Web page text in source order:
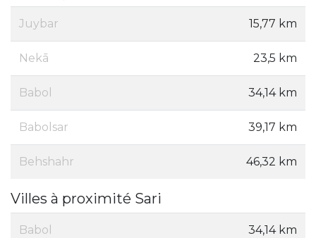
Juybar 15,77 km
Nekā 23,5 km
Babol 34,14 km
Babolsar 39,17 km
Behshahr 46,32 km
Villes à proximité Sari
Babol 34,14 km